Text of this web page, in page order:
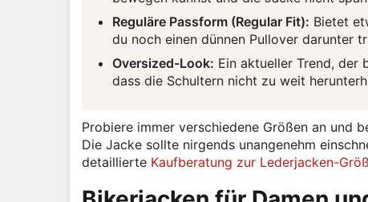
Reguläre Passform (Regular Fit): Bietet
du noch einen dünnen Pullover darunter
Oversized-Look: Ein aktueller Trend, der
dass die Schultern nicht zu weit
Probiere immer verschiedene Größen an und
Die Jacke sollte nirgends unangenehm
detaillierte Kaufberatung zur Lederjacken-